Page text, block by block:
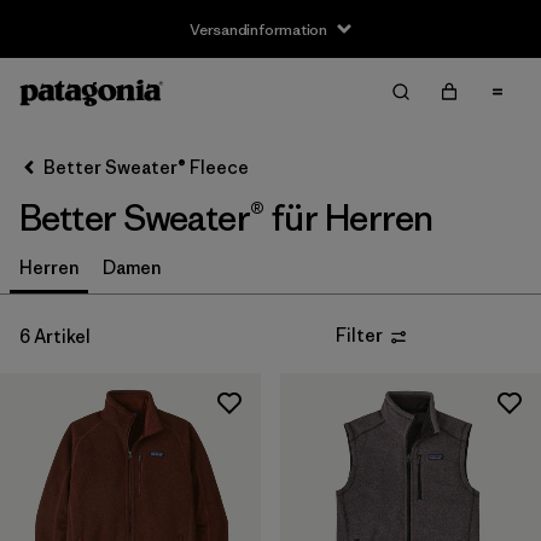
Versandinformation
Filter by
Größe
S (6)
M (6)
XL
XXL
Better Sweater® Fleece
Better Sweater® für Herren
Herren Damen
6 Artikel Filter